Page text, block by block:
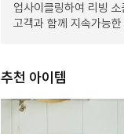
업사이클링하여 리빙
고객과 함께 지속가능
추천 아이템